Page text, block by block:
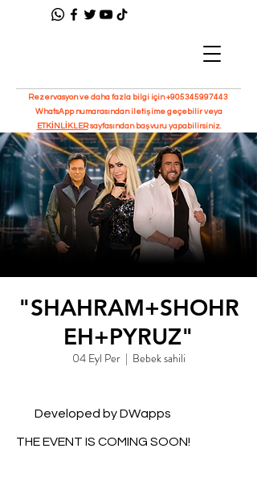
Rezervasyon ve daha fazla bilgi için+905345997443
WhatsApp numarasından iletişime geçebilir veya
ETKİNLİKLERsayfasından başvuru yapabilirsiniz.
"SHAHRAM+SHOHR
EH+PYRUZ"
04 Eyl Per
  |
Bebek sahili
THE EVENT IS COMING SOON!
Developed by DWapps